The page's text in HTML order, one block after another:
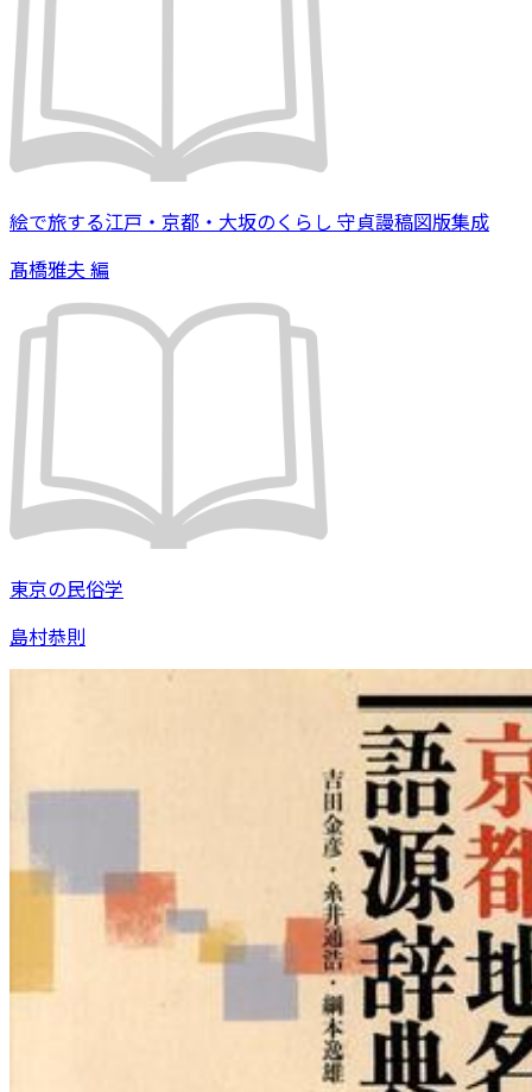
絵で旅する江戸・京都・大坂のくらし 守貞謾稿図版集成
髙橋雅夫 編
東京の民俗学
島村恭則